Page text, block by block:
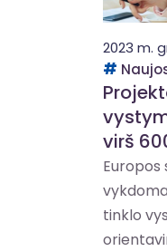
2023 m.
virš
tinklo